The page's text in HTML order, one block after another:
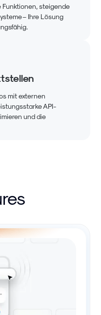
steigende
– Ihre Lösung
mit externen
API-
und die